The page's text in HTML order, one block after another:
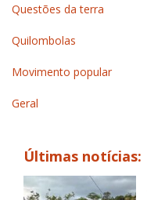
Questões da terra
Quilombolas
Movimento popular
Geral
Últimas notícias: